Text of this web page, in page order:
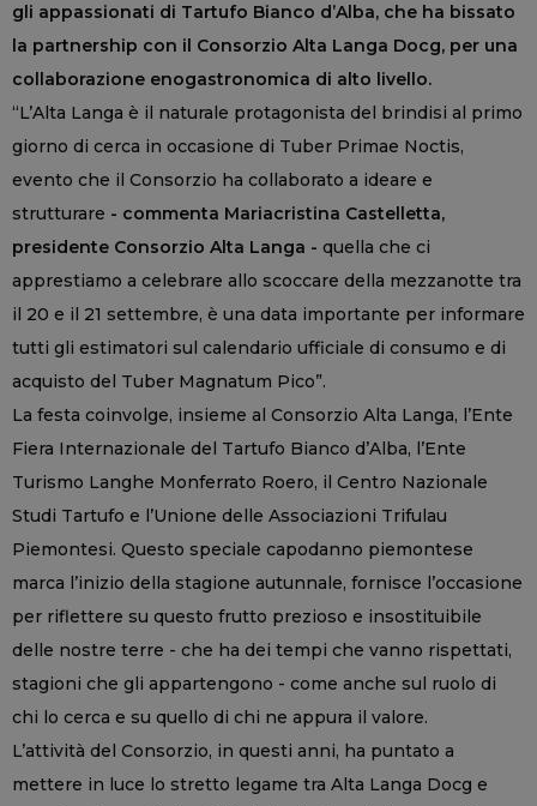
gli appassionati di Tartufo Bianco d’Alba, che ha bissato
la partnership con il Consorzio Alta Langa Docg, per una
collaborazione enogastronomica di alto livello.
“L’Alta Langa è il naturale protagonista del brindisi al primo
giorno di cerca in occasione di Tuber Primae Noctis,
evento che il Consorzio ha collaborato a ideare e
strutturare - commenta Mariacristina Castelletta,
presidente Consorzio Alta Langa - quella che ci
apprestiamo a celebrare allo scoccare della mezzanotte tra
il 20 e il 21 settembre, è una data importante per informare
tutti gli estimatori sul calendario ufficiale di consumo e di
acquisto del Tuber Magnatum Pico”.
La festa coinvolge, insieme al Consorzio Alta Langa, l’Ente
Fiera Internazionale del Tartufo Bianco d’Alba, l’Ente
Turismo Langhe Monferrato Roero, il Centro Nazionale
Studi Tartufo e l’Unione delle Associazioni Trifulau
Piemontesi. Questo speciale capodanno piemontese
marca l’inizio della stagione autunnale, fornisce l’occasione
per riflettere su questo frutto prezioso e insostituibile
delle nostre terre - che ha dei tempi che vanno rispettati,
stagioni che gli appartengono - come anche sul ruolo di
chi lo cerca e su quello di chi ne appura il valore.
L’attività del Consorzio, in questi anni, ha puntato a
mettere in luce lo stretto legame tra Alta Langa Docg e